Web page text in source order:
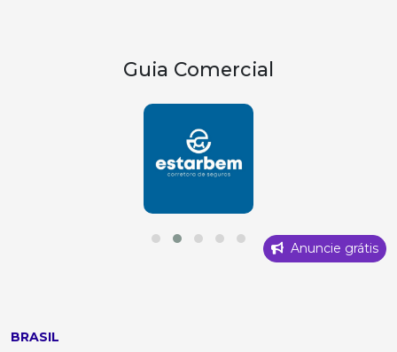
Guia Comercial
Anuncie grátis
BRASIL